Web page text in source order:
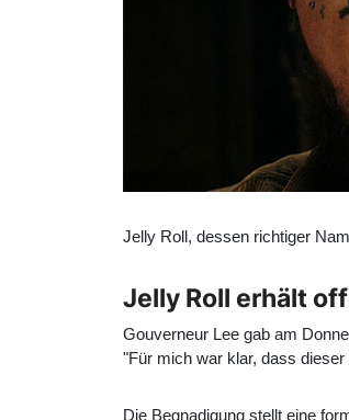
Jelly Roll, dessen richtiger
Jelly Roll erhält
Gouverneur Lee gab am
"Für mich war klar, dass
Die Begnadigung stellt eine